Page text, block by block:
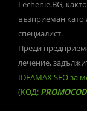
Lechenie.BG,
възприеман като
специалист.
Преди
лечение,
IDEAMAX SEO за
(КОД: